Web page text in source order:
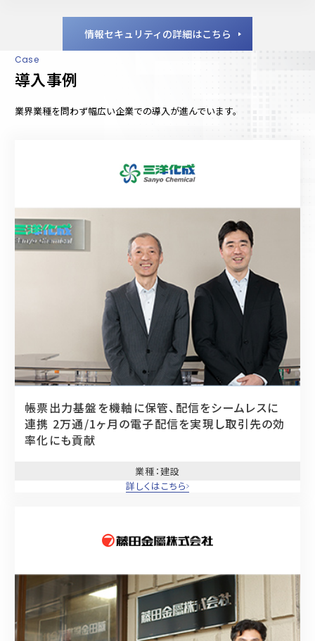
情報セキュリティの詳細はこちら
Case
導入事例
業界業種を問わず幅広い企業での導入が進んでいます。
帳票出力基盤を機軸に保管、配信をシームレスに
連携 2万通/1ヶ月の電子配信を実現し取引先の効
率化にも貢献
業種 ：建設
詳しくはこちら